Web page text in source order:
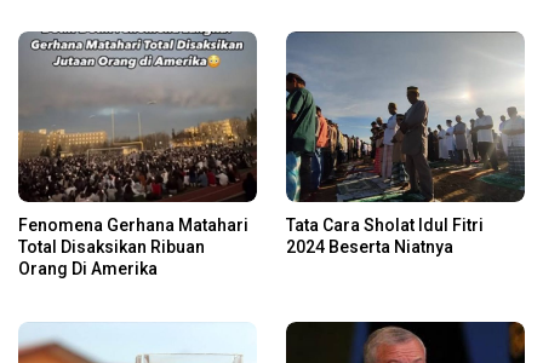
Fenomena Gerhana Matahari
Total Disaksikan Ribuan
Orang Di Amerika
Tata Cara Sholat Idul Fitri
2024 Beserta Niatnya